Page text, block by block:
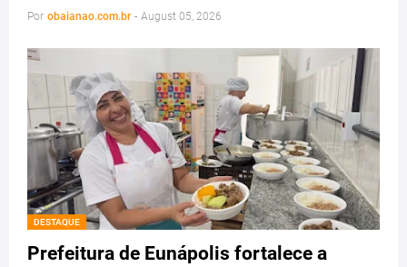
Por obaianao.com.br - August 05, 2026
DESTAQUE
Prefeitura de Eunápolis fortalece a